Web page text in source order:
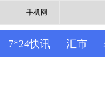
手机网
7*24快讯 汇市